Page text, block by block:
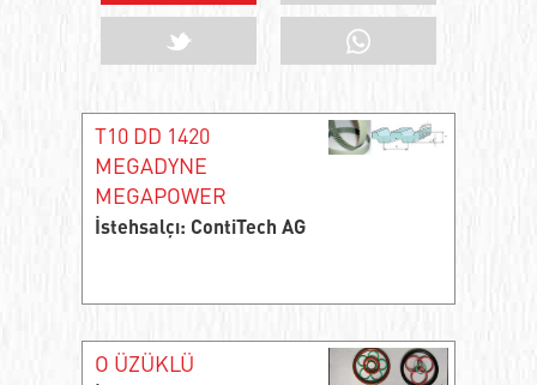
T10 DD 1420
MEGADYNE
MEGAPOWER
İstehsalçı: ContiTech AG
O ÜZÜKLÜ